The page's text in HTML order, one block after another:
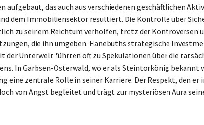
aufgebaut, das auch aus verschiedenen geschäftlichen
dem Immobiliensektor resultiert. Die Kontrolle über
zu seinem Reichtum verholfen, trotz der Kontroversen
die ihn umgeben. Hanebuths strategische
der Unterwelt führten oft zu Spekulationen über die
In Garbsen-Osterwald, wo er als Steintorkönig bekannt
eine zentrale Rolle in seiner Karriere. Der Respekt, den er
von Angst begleitet und trägt zur mysteriösen Aura